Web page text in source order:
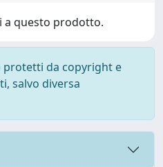
a questo prodotto.
protetti da copyright e
salvo diversa